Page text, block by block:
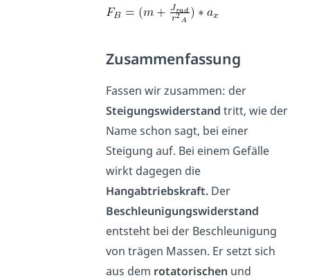
Zusammenfassung
Fassen wir zusammen: der
Steigungswiderstand tritt, wie der
Name schon sagt, bei einer
Steigung auf. Bei einem Gefälle
wirkt dagegen die
Hangabtriebskraft.Der
Beschleunigungswiderstand
entsteht bei der Beschleunigung
von trägen Massen. Er setzt sich
aus dem rotatorischen und